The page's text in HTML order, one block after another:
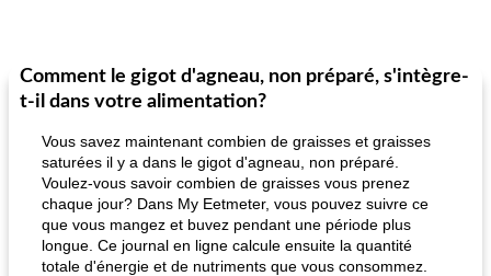
Comment le gigot d'agneau, non préparé, s'intègre-
t-il dans votre alimentation?
Vous savez maintenant combien de graisses et graisses
saturées il y a dans le gigot d'agneau, non préparé.
Voulez-vous savoir combien de graisses vous prenez
chaque jour? Dans My Eetmeter, vous pouvez suivre ce
que vous mangez et buvez pendant une période plus
longue. Ce journal en ligne calcule ensuite la quantité
totale d'énergie et de nutriments que vous consommez.